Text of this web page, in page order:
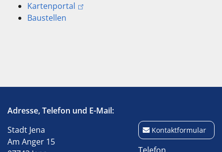
Kartenportal
Baustellen
Adresse, Telefon und E-Mail:
Stadt Jena
Am Anger 15
Kontaktformular